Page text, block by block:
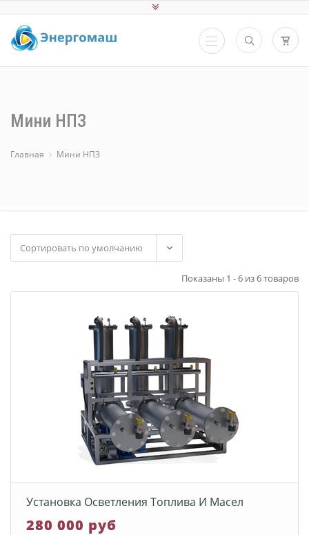
Мини НПЗ
Главная Мини НПЗ
Показаны 1 - 6 из 6 товаров
Установка Осветления Топлива И Масел
280 000 руб